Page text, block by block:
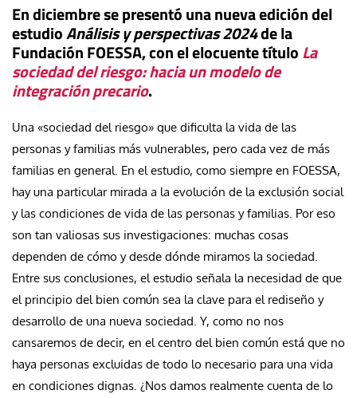
En diciembre se presentó una nueva edición del
estudioAnálisis y perspectivas 2024de la
Fundación FOESSA, con el elocuente títuloLa
sociedad del riesgo: hacia un modelo de
integración precario.
Una «sociedad del riesgo» que dificulta la vida de las
personas y familias más vulnerables, pero cada vez de más
familias en general. En el estudio, como siempre en FOESSA,
hay una particular mirada a la evolución de la exclusión social
y las condiciones de vida de las personas y familias. Por eso
son tan valiosas sus investigaciones: muchas cosas
dependen de cómo y desde dónde miramos la sociedad.
Entre sus conclusiones, el estudio señala la necesidad de que
el principio del bien común sea la clave para el rediseño y
desarrollo de una nueva sociedad. Y, como no nos
cansaremos de decir, en el centro del bien común está que no
haya personas excluidas de todo lo necesario para una vida
en condiciones dignas. ¿Nos damos realmente cuenta de lo